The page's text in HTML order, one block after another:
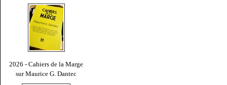
2026 - Cahiers de la Marge
sur Maurice G. Dantec